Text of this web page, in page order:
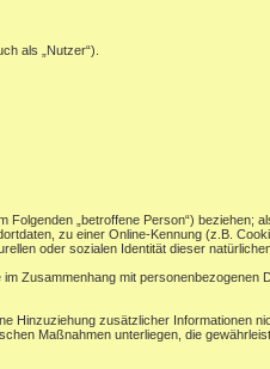
als „Nutzer“).
„betroffene Person“) beziehen;
zu einer Online-Kennung (z.B.
oder sozialen Identität dieser
Zusammenhang mit
Hinzuziehung zusätzlicher Informationen
Maßnahmen unterliegen, die